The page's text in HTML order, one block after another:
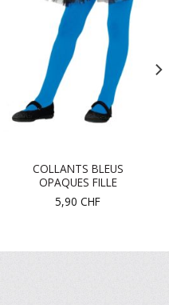
COLLANTS BLEUS
OPAQUES FILLE
5,90 CHF